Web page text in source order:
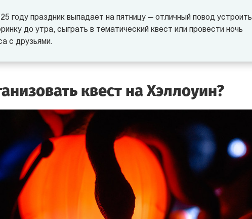
году праздник выпадает на пятницу — отличный повод устроить
до утра, сыграть в тематический квест или провести ночь
с друзьями.
квест на Хэллоуин?